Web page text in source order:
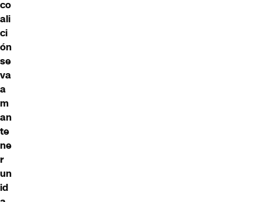
co
ali
ci
ón
se
va
a
m
an
te
ne
r
un
id